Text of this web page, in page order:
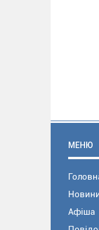
МЕНЮ
Афіша